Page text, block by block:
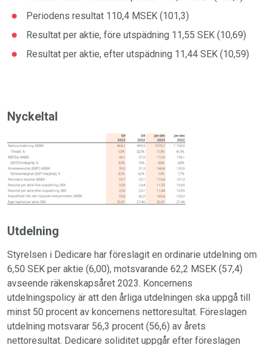
Periodens resultat 110,4 MSEK (101,3)
Resultat per aktie, före utspädning 11,55 SEK (10,69)
Resultat per aktie, efter utspädning 11,44 SEK (10,59)
Nyckeltal
Utdelning
Styrelsen i Dedicare har föreslagit en ordinarie utdelning om
6,50 SEK per aktie (6,00), motsvarande 62,2 MSEK (57,4)
avseende räkenskapsåret 2023. Koncernens
utdelningspolicy är att den årliga utdelningen ska uppgå till
minst 50 procent av koncernens nettoresultat. Föreslagen
utdelning motsvarar 56,3 procent (56,6) av årets
nettoresultat. Dedicare soliditet uppgår efter föreslagen